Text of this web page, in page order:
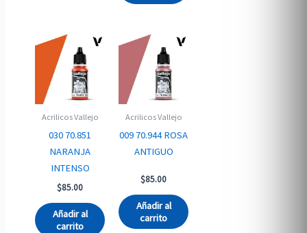
Acrilicos Vallejo
030 70.851
NARANJA
INTENSO
$85.00
Añadir al
carrito
Acrilicos Vallejo
009 70.944 ROSA
ANTIGUO
$85.00
Añadir al
carrito